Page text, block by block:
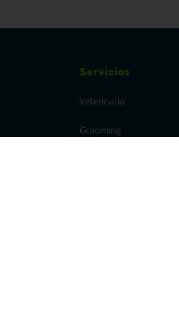
Servicios
Veterinaria
Grooming